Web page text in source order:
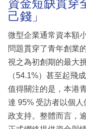
資金短缺貫
己錢」
微型企業通常資本額
問題貫穿了青年創業
視之為初創期的最大
（54.1%）甚至起飛
值得關注的是，本港
達 95% 受訪者以個
政支持。整體而言，